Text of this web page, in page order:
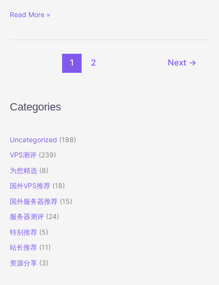
搬
GIA
线
路
USCA_9
机
房
Read More »
1 2 Next →
Categories
Uncategorized (188)
VPS测评 (239)
为您精选 (8)
国外VPS推荐 (18)
国外服务器推荐 (15)
服务器测评 (24)
特别推荐 (5)
站长推荐 (11)
资源分享 (3)